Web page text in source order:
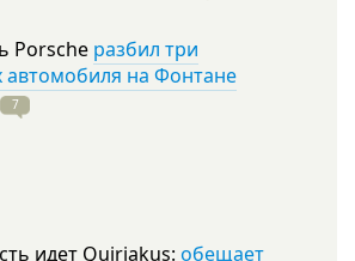
Porsche разбил три
на Фонтане
7
идет Quiriakus: обещает